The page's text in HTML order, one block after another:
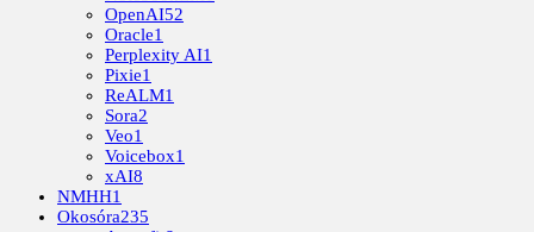
OpenAI52
Oracle1
Perplexity AI1
Pixie1
ReALM1
Sora2
Veo1
Voicebox1
xAI8
NMHH1
Okosóra235